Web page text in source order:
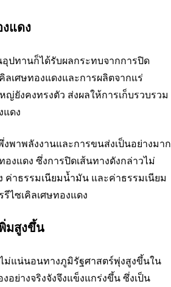
แดง
ปทานก็ได้รับผลกระทบจากการปิด
เศษทองแดงและการผลิตจากแร่
ยังคงทรงตัว ส่งผลให้การเก็บรวบรวม
แดง
พาพลังงานและการขนส่งเป็นอย่างมาก
แดง ซึ่งการปิดเส้นทางดังกล่าวไม่
ค่าธรรมเนียมน้ำมัน และค่าธรรมเนียม
ไซเคิลเศษทองแดง
มสูงขึ้น
ม่แน่นอนทางภูมิรัฐศาสตร์พุ่งสูงขึ้นใน
ย่างจริงจังจึงแข็งแกร่งขึ้น ซึ่งเป็น